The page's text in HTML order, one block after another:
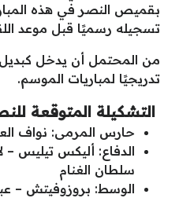
بقميص النصر في هذه
تسجيله رسميًا قبل موعد
من المحتمل أن يدخل
تدريجيًا لمباريات الموسم.
التشكيلة المتوقعة
حارس المرمى: نواف
الدفاع: أليكس تيليس –
سلطان الغنام
الوسط: بروزوفيتش –